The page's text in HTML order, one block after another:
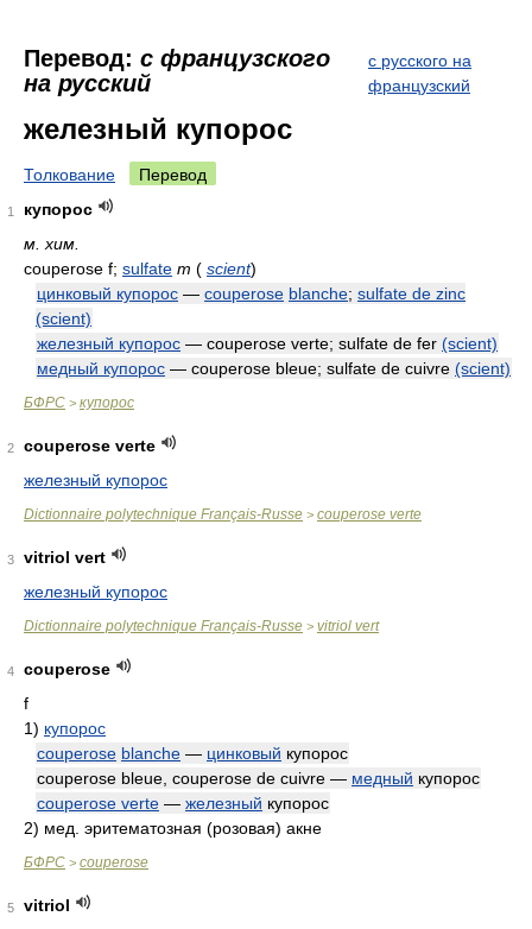
Перевод: с французского
на русский
с русского на
французский
железный купорос
Толкование Перевод
1
купорос
м. хим.
couperose f; sulfate m ( scient)
цинковый купорос — couperose blanche; sulfate de zinc
(scient)
железный купорос — couperose verte; sulfate de fer (scient)
медный купорос — couperose bleue; sulfate de cuivre (scient)
БФРС > купорос
2
couperose verte
железный купорос
Dictionnaire polytechnique Français-Russe > couperose verte
3
vitriol vert
железный купорос
Dictionnaire polytechnique Français-Russe > vitriol vert
4
couperose
f
1) купорос
couperose blanche — цинковый купорос
couperose bleue, couperose de cuivre — медный купорос
couperose verte — железный купорос
2) мед. эритематозная (розовая) акне
БФРС > couperose
5
vitriol